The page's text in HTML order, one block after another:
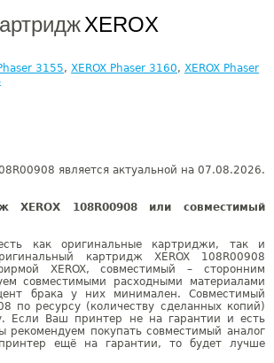
XEROX
3155, XEROX Phaser 3160, XEROX Phaser
является актуальной на 07.08.2026.
XEROX 108R00908 или совместимый
как оригинальные картриджи, так и
картридж XEROX 108R00908
XEROX, совместимый – сторонним
совместимыми расходными материалами
брака у них минимален. Совместимый
по ресурсу (количеству сделанных копий)
Если Ваш принтер не на гарантии и есть
рекомендуем покупать совместимый аналог
ещё на гарантии, то будет лучше